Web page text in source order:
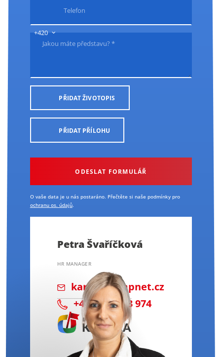
Telefon
+420
Jakou máte představu? *
PŘIDAT ŽIVOTOPIS
PŘIDAT PŘÍLOHU
O vaše data je u nás postaráno. Přečtěte si naše podmínky pro
ochranu os. údajů.
Petra Švaříčková
HR MANAGER
kariera@impnet.cz
+420 739 323 974